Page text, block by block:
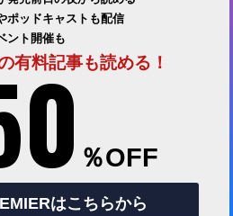
ポッドキャストも配信
ント開催も
有料記事も読める！
％OFF
はこちらから